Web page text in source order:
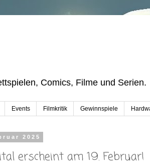
Comics, Filme und Serien.
Events Filmkritik Gewinnspiele
2025
erscheint am 19. Februar!